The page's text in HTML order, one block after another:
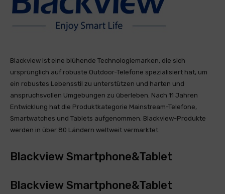
Blackview ist eine blühende Technologiemarken, die sich
ursprünglich auf robuste Outdoor-Telefone spezialisiert hat, um
ein robustes Lebensstil zu unterstützen und harten und
anspruchsvollen Umgebungen zu überleben. Nach 11 Jahren
Entwicklung hat die Produktkategorie Mainstream-Telefone,
Smartwatches und Tablets aufgenommen. Blackview-Produkte
werden in über 80 Ländern weltweit vermarktet.
Blackview Smartphone&Tablet
Blackview Smartphone&Tablet